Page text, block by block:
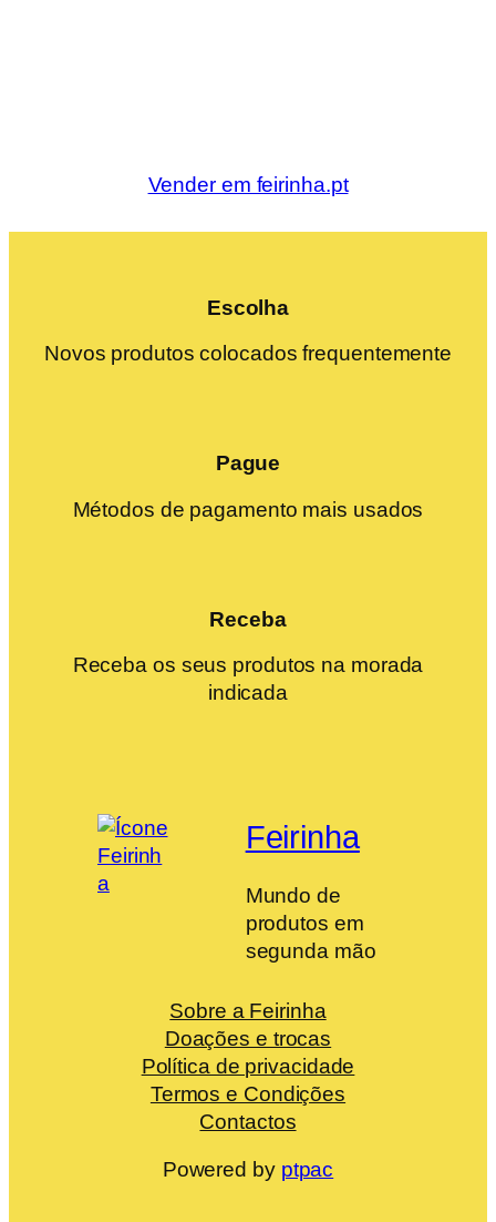
Vender em feirinha.pt
Escolha
Novos produtos colocados frequentemente
Pague
Métodos de pagamento mais usados
Receba
Receba os seus produtos na morada
indicada
Feirinha
Mundo de
produtos em
segunda mão
Sobre a Feirinha
Doações e trocas
Política de privacidade
Termos e Condições
Contactos
Powered by ptpac